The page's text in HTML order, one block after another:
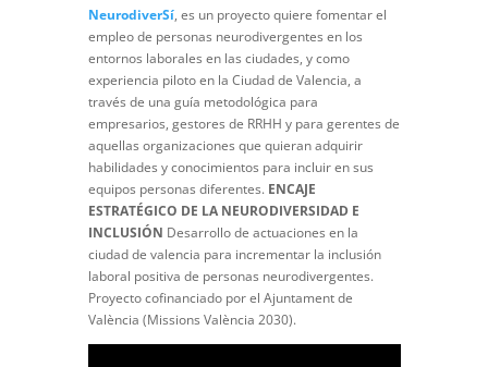
NeurodiverSí, es un proyecto quiere fomentar el
empleo de personas neurodivergentes en los
entornos laborales en las ciudades, y como
experiencia piloto en la Ciudad de Valencia, a
través de una guía metodológica para
empresarios, gestores de RRHH y para gerentes de
aquellas organizaciones que quieran adquirir
habilidades y conocimientos para incluir en sus
equipos personas diferentes. ENCAJE
ESTRATÉGICO DE LA NEURODIVERSIDAD E
INCLUSIÓN Desarrollo de actuaciones en la
ciudad de valencia para incrementar la inclusión
laboral positiva de personas neurodivergentes.
Proyecto cofinanciado por el Ajuntament de
València (Missions València 2030).